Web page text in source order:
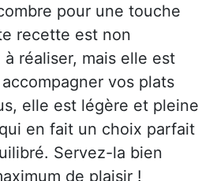
pour une touche
recette est non
réaliser, mais elle est
vos plats
elle est légère et pleine
en fait un choix parfait
Servez-la bien
de plaisir !